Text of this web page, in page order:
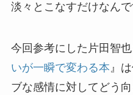
淡々とこなすだけなんで
今回参考にした片田智
いが一瞬で変わる本』
ブな感情に対してどう